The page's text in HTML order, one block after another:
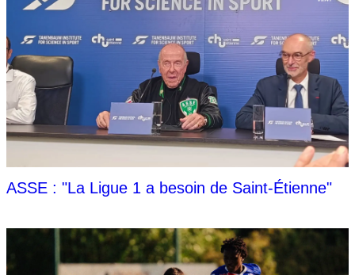
ASSE : "La Ligue 1 a besoin de Saint-Étienne"